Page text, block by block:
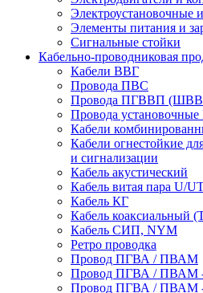
Электроустановочные
Элементы питания и
Сигнальные стойки
Кабельно-проводниковая
Кабели ВВГ
Провода ПВС
Провода ПГВВП
Провода
Кабели
Кабели огнестойкие
и сигнализации
Кабель акустический
Кабель витая пара U/
Кабель КГ
Кабель коаксиальный
Кабель СИП, NYM
Ретро проводка
Провод ПГВА / ПВАМ
Провод ПГВА / ПВАМ
Провод ПГВА /